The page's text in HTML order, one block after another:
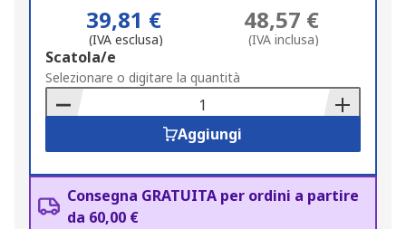
39,81 €
(IVA esclusa)
48,57 €
(IVA inclusa)
Add
to
Basket
Scatola/e
Selezionare o digitare la quantità
Aggiungi
Consegna GRATUITA per ordini a partire
da 60,00 €